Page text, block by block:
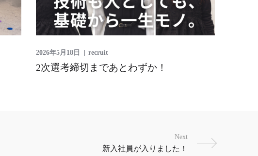
2026年5月18日 recruit
2次選考締切まであとわずか！
Next